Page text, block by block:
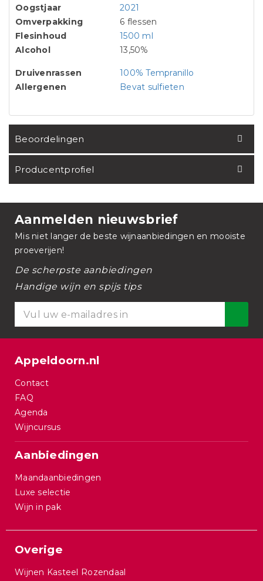
Oogstjaar
2021
Omverpakking
6 flessen
Flesinhoud
1500 ml
Alcohol
13,50%
Druivenrassen
100% Tempranillo
Allergenen
Bevat sulfieten
Beoordelingen
Producentprofiel
Aanmelden nieuwsbrief
Mis niet langer de beste wijnaanbiedingen en mooiste
proeverijen!
De scherpste aanbiedingen
Handige wijn en spijs tips
Appeldoorn.nl
Contact
FAQ
Agenda
Wijncursus
Aanbiedingen
Maandaanbiedingen
Luxe selectie
Wijn in pak
Overige
Wijnen Kasteel Rozendaal